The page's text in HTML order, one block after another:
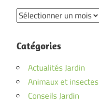
Archives
Catégories
Actualités Jardin
Animaux et insectes
Conseils Jardin